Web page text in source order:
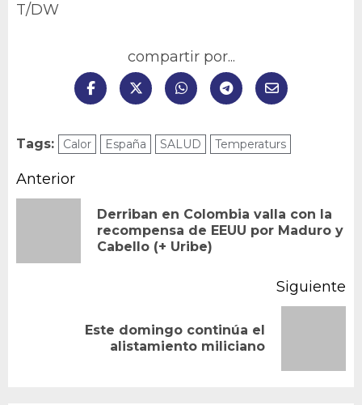
T/DW
compartir por...
Tags: Calor España SALUD Temperaturs
Navegación
entradas
Anterior
Derriban en Colombia valla con la
recompensa de EEUU por Maduro y
Cabello (+ Uribe)
Siguiente
SiguienteEste domingo continúa el
alistamiento miliciano